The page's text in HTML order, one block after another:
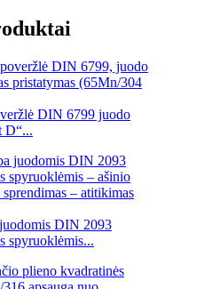
DIN 6799 juodo
D“...
DIN 2093
spyruoklėmis...